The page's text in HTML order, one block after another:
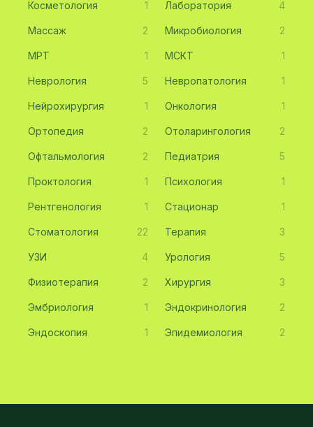
Косметология 1 Лаборатория 4
Массаж 2 Микробиология 2
МРТ 1 МСКТ 1
Неврология 5 Невропатология 1
Нейрохирургия 1 Онкология 1
Ортопедия 2 Отоларингология 2
Офтальмология 2 Педиатрия 5
Проктология 1 Психология 1
Рентгенология 1 Стационар 1
Стоматология 22 Терапия 3
УЗИ 4 Урология 5
Физиотерапия 2 Хирургия 3
Эмбриология 1 Эндокринология 2
Эндоскопия 1 Эпидемиология 2